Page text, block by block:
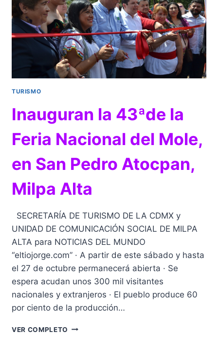
TURISMO
Inauguran la 43ªde la
Feria Nacional del Mole,
en San Pedro Atocpan,
Milpa Alta
SECRETARÍA DE TURISMO DE LA CDMX y
UNIDAD DE COMUNICACIÓN SOCIAL DE MILPA
ALTA para NOTICIAS DEL MUNDO
“eltiojorge.com” · A partir de este sábado y hasta
el 27 de octubre permanecerá abierta · Se
espera acudan unos 300 mil visitantes
nacionales y extranjeros · El pueblo produce 60
por ciento de la producción…
VER COMPLETO INAUGURAN